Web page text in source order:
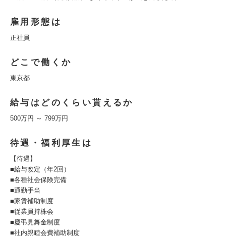
雇用形態は
正社員
どこで働くか
東京都
給与はどのくらい貰えるか
500万円 ～ 799万円
待遇・福利厚生は
【待遇】
■給与改定（年2回）
■各種社会保険完備
■通勤手当
■家賃補助制度
■従業員持株会
■慶弔見舞金制度
■社内親睦会費補助制度